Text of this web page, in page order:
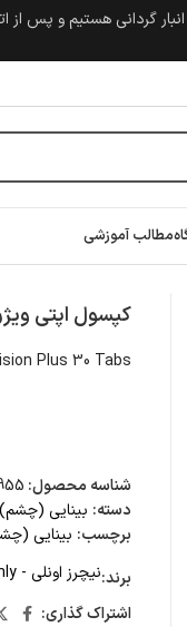
گردانی هستیم و پس
مطالب آموزشی
کپسول اپتی ویژن
Plus 30 Tabs
شناسه محصول:
دسته: بینایی (چشم)
برچسب: بینایی
برند:نیچرز اونلی - Natures Only
اشتراک گذاری: